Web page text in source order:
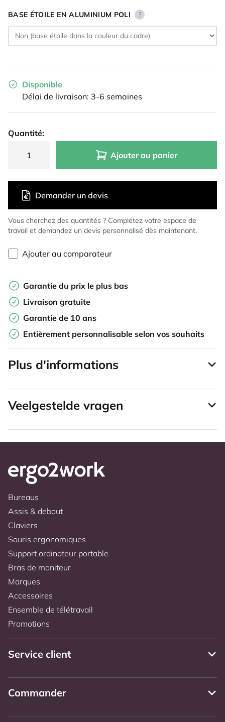
BASE ÉTOILE EN ALUMINIUM POLI ?
Disponible
Délai de livraison: 3-6 semaines
Quantité:
Ajouter au panier
Vous cherchez des quantités ? Complétez votre espace de
travail et demandez un devis personnalisé dès maintenant.
Demander un devis
Ajouter au comparateur
Garantie du prix le plus bas
Livraison gratuite
Garantie de 10 ans
Entièrement personnalisable selon vos souhaits
Plus d'informations
Veelgestelde vragen
Bureaus
Assis & debout
Claviers
Souris ergonomiques
Support ordinateur portable
Bras de moniteur
Marques
Accessoires
Ensemble de télétravail
Promotions
Service client
Commander